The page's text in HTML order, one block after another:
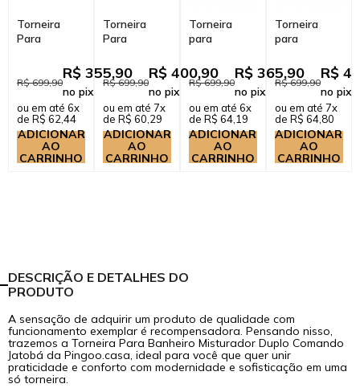
Torneira
Para
Misturador
Duplo
Comando
Jatobá
Prata
R$ 699,90
R$ 355,90
no pix
ou em até 6x
de R$ 62,44
ADICIONAR
AO
CARRINHO
Torneira
Para
Inox
Misturador
Comando
Japurá
Dour...
R$ 699,90
R$ 400,90
no pix
ou em até 7x
de R$ 60,29
ADICIONAR
AO
CARRINHO
Torneira
para
Misturador
Duplo
Comando
Choró
Dourado
Ro...
R$ 699,90
R$ 365,90
no pix
ou em até 6x
de R$ 64,19
ADICIONAR
AO
CARRINHO
Torneira
para
Misturador
Duplo
Comando
Jatobá
Prata Esc...
R$ 699,90
R$
no pix
ou em até 7x
de R$ 64,80
ADICIONAR
AO
CARRINHO
DESCRIÇÃO E DETALHES DO
PRODUTO
A sensação de adquirir um produto de qualidade com
funcionamento exemplar é recompensadora. Pensando nisso,
trazemos a Torneira Para Banheiro Misturador Duplo Comando
Jatobá da Pingoo.casa, ideal para você que quer unir
praticidade e conforto com modernidade e sofisticação em uma
só torneira.